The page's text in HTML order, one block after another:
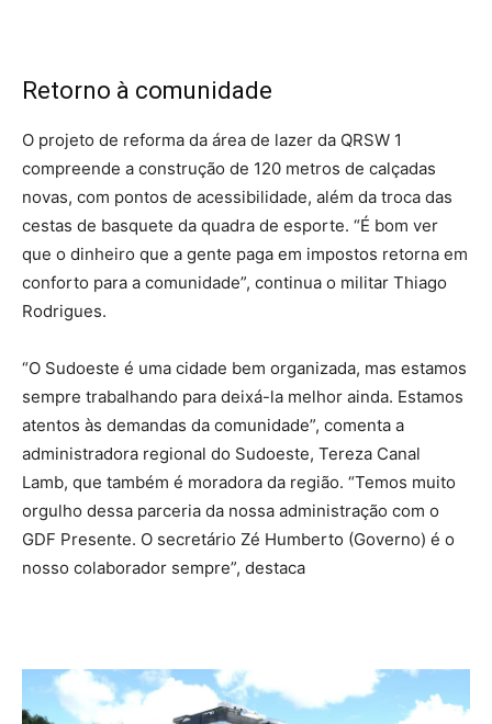
Retorno à comunidade
O projeto de reforma da área de lazer da QRSW 1
compreende a construção de 120 metros de calçadas
novas, com pontos de acessibilidade, além da troca das
cestas de basquete da quadra de esporte. “É bom ver
que o dinheiro que a gente paga em impostos retorna em
conforto para a comunidade”, continua o militar Thiago
Rodrigues.
“O Sudoeste é uma cidade bem organizada, mas estamos
sempre trabalhando para deixá-la melhor ainda. Estamos
atentos às demandas da comunidade”, comenta a
administradora regional do Sudoeste, Tereza Canal
Lamb, que também é moradora da região. “Temos muito
orgulho dessa parceria da nossa administração com o
GDF Presente. O secretário Zé Humberto (Governo) é o
nosso colaborador sempre”, destaca